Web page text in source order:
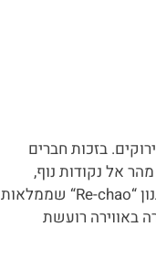
בזכות חברים
אל נקודות נוף,
שמסתיימות בארוחת ערב שכוללת מלא מנות חלוקה ובירות באחת מהמסעדות בסגנון “Re-chao“ שממלאות
באווירה רועשת